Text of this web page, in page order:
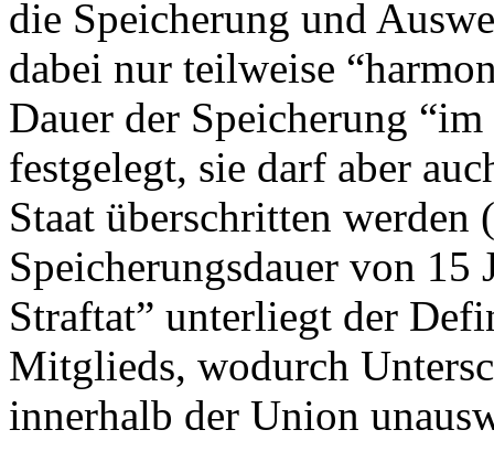
die Speicherung und
dabei nur teilweise
Dauer der Speicherung
festgelegt, sie darf aber
Staat überschritten
Speicherungsdauer von 15
Straftat” unterliegt der
Mitglieds, wodurch
innerhalb der Union